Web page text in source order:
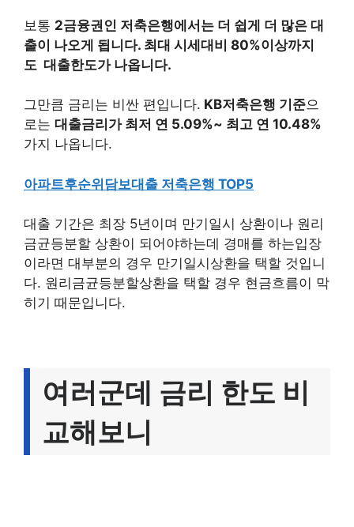
보통 2금융권인 저축은행에서는 더 쉽게 더 많은 대
출이 나오게 됩니다. 최대 시세대비 80%이상까지
도 대출한도가 나옵니다.
그만큼 금리는 비싼 편입니다. KB저축은행 기준으
로는 대출금리가 최저 연 5.09%~ 최고 연 10.48%
가지 나옵니다.
아파트후순위담보대출 저축은행 TOP5
대출 기간은 최장 5년이며 만기일시 상환이나 원리
금균등분할 상환이 되어야하는데 경매를 하는입장
이라면 대부분의 경우 만기일시상환을 택할 것입니
다. 원리금균등분할상환을 택할 경우 현금흐름이 막
히기 때문입니다.
여러군데 금리 한도 비
교해보니